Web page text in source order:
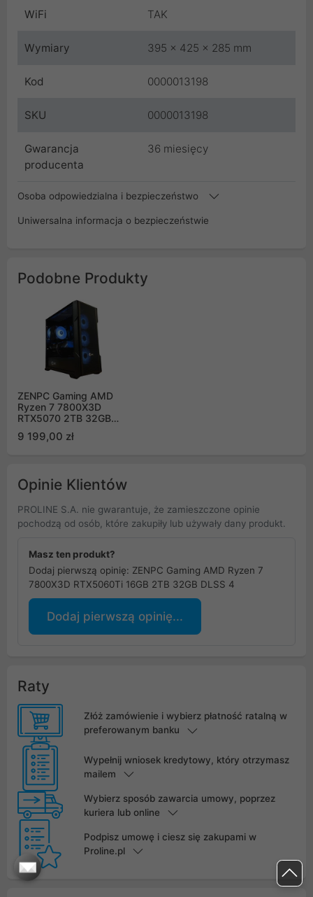
WiFi TAK
Wymiary 395 x 425 x 285 mm
Kod 0000013198
SKU 0000013198
Gwarancja
producenta
36 miesięcy
Osoba odpowiedzialna i bezpieczeństwo
Uniwersalna informacja o bezpieczeństwie
Podobne Produkty
ZENPC Gaming AMD
Ryzen 7 7800X3D
RTX5070 2TB 32GB
9 199,00 zł
Opinie Klientów
PROLINE S.A. nie gwarantuje, że zamieszczone opinie
pochodzą od osób, które zakupiły lub używały dany produkt.
Masz ten produkt?
Dodaj pierwszą opinię: ZENPC Gaming AMD Ryzen 7
7800X3D RTX5060Ti 16GB 2TB 32GB DLSS 4
Dodaj pierwszą opinię...
Raty
Złóż zamówienie i wybierz płatność ratalną w
preferowanym banku
Wypełnij wniosek kredytowy, który otrzymasz
mailem
Wybierz sposób zawarcia umowy, poprzez
kuriera lub online
Podpisz umowę i ciesz się zakupami w
Proline.pl